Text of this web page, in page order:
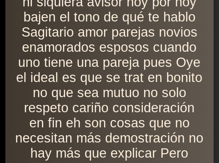
bajen el tono de qué te hablo
Sagitario amor parejas novios
enamorados esposos cuando
uno tiene una pareja pues Oye
el ideal es que se trat en bonito
no que sea mutuo no solo
respeto cariño consideración
en fin eh son cosas que no
necesitan más demostración no
hay más que explicar Pero